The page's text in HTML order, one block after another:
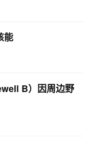
能
B）因周边野